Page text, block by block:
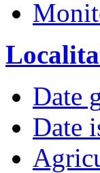
Date
Date